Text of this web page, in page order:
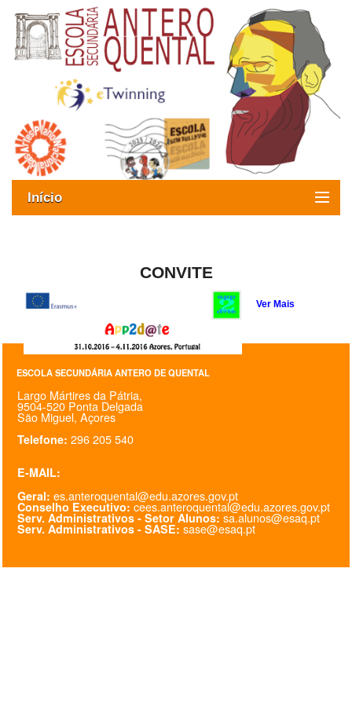
Início
SIGE
ESAQ sem Bullying
SASE
Clubes Escolares
Matrículas
FORma
@parlamentodosjovens_esaq
CONVITE
Ver Mais
ESCOLA SECUNDÁRIA ANTERO DE QUENTAL
Largo Mártires da Pátria,
9504-520 Ponta Delgada
São Miguel, Açores
Telefone: 296 205 540
E-MAIL:
Geral: es.anteroquental@edu.azores.gov.pt
Conselho Executivo: cees.anteroquental@edu.azores.gov.pt
Serv. Administrativos - Setor Alunos: sa.alunos@esaq.pt
Serv. Administrativos - SASE: sase@esaq.pt